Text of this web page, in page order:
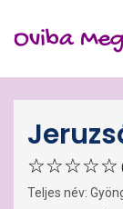
Oviba
Teljes név: